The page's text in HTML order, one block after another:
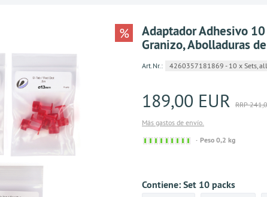
%
Adaptador Adhesivo
Granizo, Abolladuras
Art.Nr.: 4260357181869 - 10 x Sets,
189,00 EUR RRP
Más gastos de envío.
Sofort
Peso 0,2 kg
Contiene:Set 10 packs